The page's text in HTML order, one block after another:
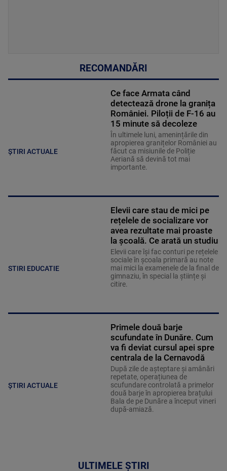
RECOMANDĂRI
ȘTIRI ACTUALE
Ce face Armata când
detectează drone la granița
României. Piloții de F-16 au
15 minute să decoleze
În ultimele luni, amenințările din
apropierea granițelor României au
făcut ca misiunile de Poliție
Aeriană să devină tot mai
importante.
STIRI EDUCATIE
Elevii care stau de mici pe
rețelele de socializare vor
avea rezultate mai proaste
la școală. Ce arată un studiu
Elevii care îşi fac conturi pe rețelele
sociale în școala primară au note
mai mici la examenele de la final de
gimnaziu, în special la științe și
citire.
ȘTIRI ACTUALE
Primele două barje
scufundate în Dunăre. Cum
va fi deviat cursul apei spre
centrala de la Cernavodă
După zile de așteptare și amânări
repetate, operațiunea de
scufundare controlată a primelor
două barje în apropierea brațului
Bala de pe Dunăre a început vineri
după-amiază.
ULTIMELE ȘTIRI